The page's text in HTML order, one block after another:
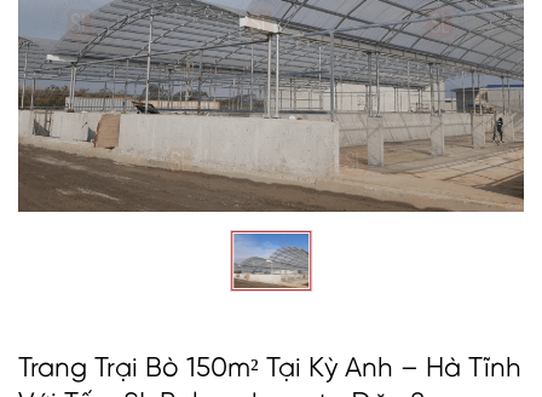
Trang Trại Bò 150m² Tại Kỳ Anh – Hà Tĩnh